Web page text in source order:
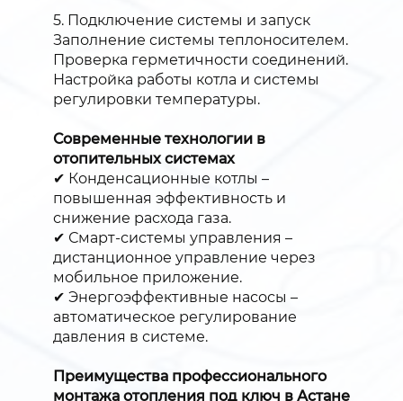
5. Подключение системы и запуск
Заполнение системы теплоносителем.
Проверка герметичности соединений.
Настройка работы котла и системы
регулировки температуры.
Современные технологии в
отопительных системах
✔ Конденсационные котлы –
повышенная эффективность и
снижение расхода газа.
✔ Смарт-системы управления –
дистанционное управление через
мобильное приложение.
✔ Энергоэффективные насосы –
автоматическое регулирование
давления в системе.
Преимущества профессионального
монтажа отопления под ключ в Астане